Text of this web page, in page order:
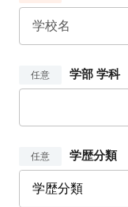
任意 学部 学科
任意 学歴分類